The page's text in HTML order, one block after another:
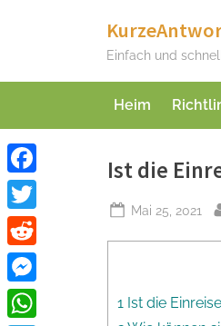
Einfach und schnell
Heim
Ist die
Posted
Mai 25, 2021
1 Ist die
Facebook
Twitter
Reddit
Messenger